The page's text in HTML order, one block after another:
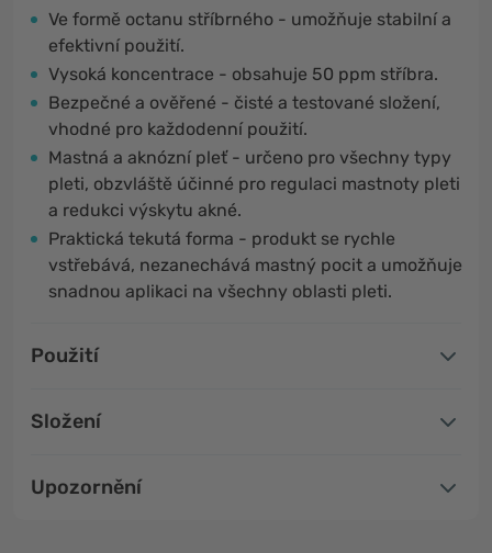
Ve formě octanu stříbrného - umožňuje stabilní a
efektivní použití.
Vysoká koncentrace - obsahuje 50 ppm stříbra.
Bezpečné a ověřené - čisté a testované složení,
vhodné pro každodenní použití.
Mastná a aknózní pleť - určeno pro všechny typy
pleti, obzvláště účinné pro regulaci mastnoty pleti
a redukci výskytu akné.
Praktická tekutá forma - produkt se rychle
vstřebává, nezanechává mastný pocit a umožňuje
snadnou aplikaci na všechny oblasti pleti.
Použití
Složení
Upozornění